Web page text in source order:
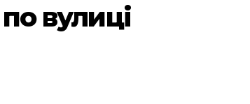
вулиці